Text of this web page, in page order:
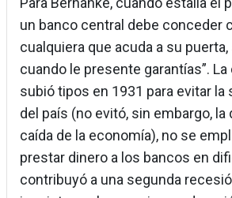
un banco central debe conceder
cualquiera que acuda a su
cuando le presente garantías”. La
subió tipos en 1931 para evitar la
del país (no evitó, sin embargo, la
caída de la economía), no se
prestar dinero a los bancos en
contribuyó a una segunda